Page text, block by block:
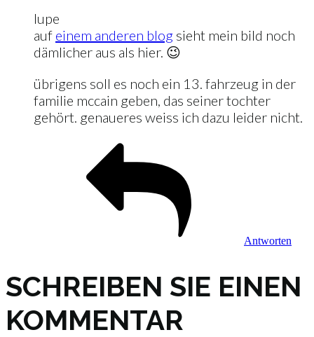
lupe
auf einem anderen blog sieht mein bild noch
dämlicher aus als hier. 😉
übrigens soll es noch ein 13. fahrzeug in der
familie mccain geben, das seiner tochter
gehört. genaueres weiss ich dazu leider nicht.
Antworten
SCHREIBEN SIE EINEN
KOMMENTAR